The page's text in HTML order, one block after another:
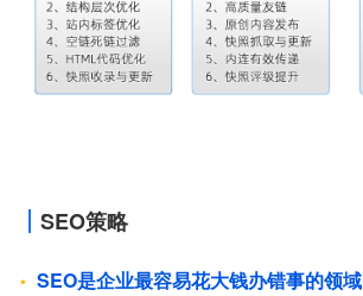
SEO策略
SEO是企业最容易花大钱办错事的领域